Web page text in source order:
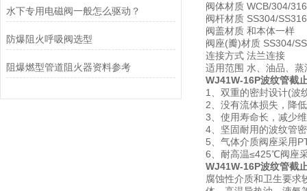
水下专用电磁阀一般怎么驱动？
防爆阻火呼吸阀选型
阻爆燃型管道阻火器资料参考
阀体材质 WCB/304/316
阀杆材质 SS304/SS316
阀盖材质 和本体一样
阀座(瓣)材质 SS304/
连接方式 法兰连接
适用范围 水、油品、
WJ41W-16P波纹管截
1、双重的密封设计(波
2、没有流体损失，降
3、使用寿命长，减少
4、坚固耐用的波纹管
5、气体介质阀座采用
6、耐高温≤425℃阀座
WJ41W-16P波纹管截
腐蚀性介质和卫生要求